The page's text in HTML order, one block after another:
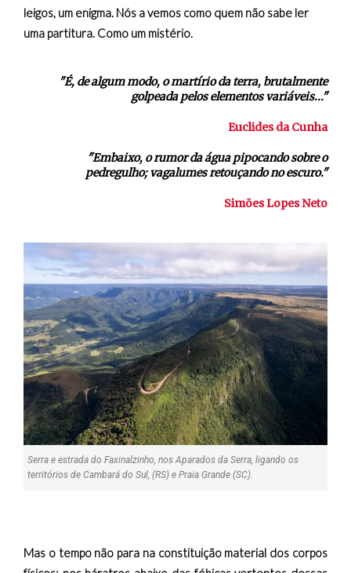
leigos, um enigma. Nós a vemos como quem não sabe ler
uma partitura. Como um mistério.
"É, de algum modo, o martírio da terra, brutalmente
golpeada pelos elementos variáveis..."
Euclides da Cunha
"Embaixo, o rumor da água pipocando sobre o
pedregulho; vagalumes retouçando no escuro."
Simões Lopes Neto
Serra e estrada do Faxinalzinho, nos Aparados da Serra, ligando os
territórios de Cambará do Sul, (RS) e Praia Grande (SC).
Mas o tempo não para na constituição material dos corpos